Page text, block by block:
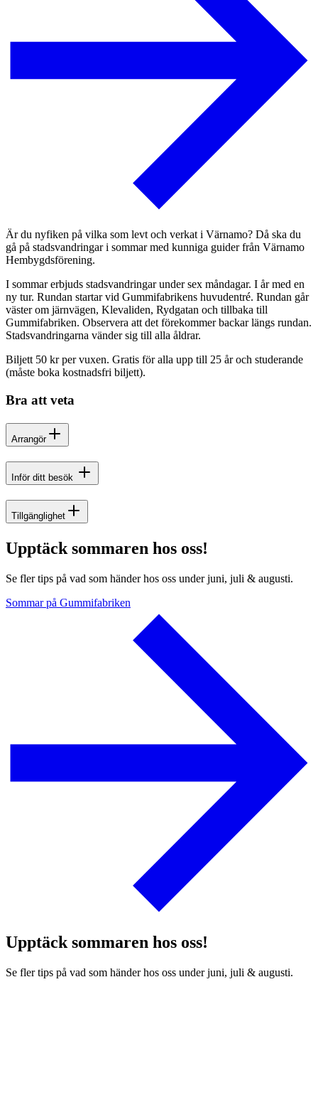
Är du nyfiken på vilka som levt och verkat i Värnamo? Då ska du
gå på stadsvandringar i sommar med kunniga guider från Värnamo
Hembygdsförening.
I sommar erbjuds stadsvandringar under sex måndagar. I år med en
ny tur. Rundan startar vid Gummifabrikens huvudentré. Rundan går
väster om järnvägen, Klevaliden, Rydgatan och tillbaka till
Gummifabriken. Observera att det förekommer backar längs rundan.
Stadsvandringarna vänder sig till alla åldrar.
Biljett 50 kr per vuxen. Gratis för alla upp till 25 år och studerande
(måste boka kostnadsfri biljett).
Bra att veta
Arrangör
Inför ditt besök
Tillgänglighet
Upptäck sommaren hos oss!
Se fler tips på vad som händer hos oss under juni, juli & augusti.
Sommar på Gummifabriken
Upptäck sommaren hos oss!
Se fler tips på vad som händer hos oss under juni, juli & augusti.